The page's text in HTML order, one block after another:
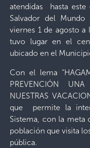
atendidas hasta
Salvador del
viernes 1 de agosto a
tuvo lugar en el
ubicado en el
Con el lema
PREVENCIÓN UNA
NUESTRAS
que permite la
Sistema, con la meta
población que visita
pública.